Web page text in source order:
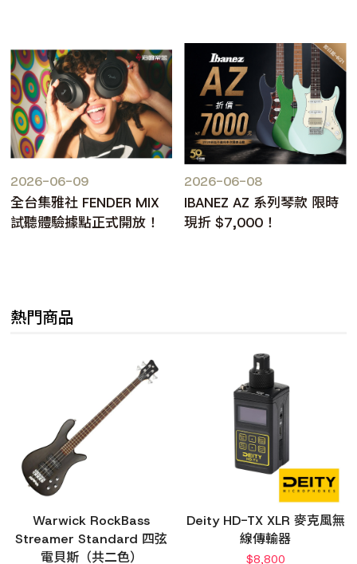
2026-06-09
全台集雅社 FENDER MIX
試聽體驗據點正式開放！
2026-06-08
IBANEZ AZ 系列琴款 限時
現折 $7,000！
熱門商品
Warwick RockBass
Streamer Standard 四弦
電貝斯（共二色）
Deity HD-TX XLR 麥克風無
線傳輸器
$8,800